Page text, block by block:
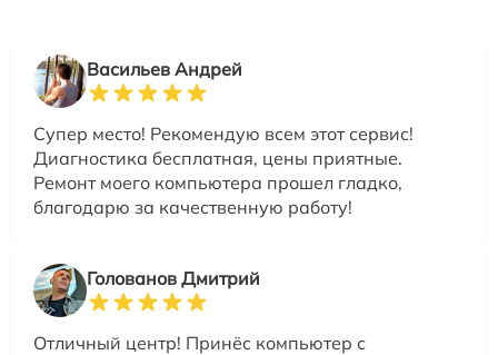
Васильев Андрей
Супер место! Рекомендую всем этот сервис!
Диагностика бесплатная, цены приятные.
Ремонт моего компьютера прошел гладко,
благодарю за качественную работу!
Голованов Дмитрий
Отличный центр! Принёс компьютер с